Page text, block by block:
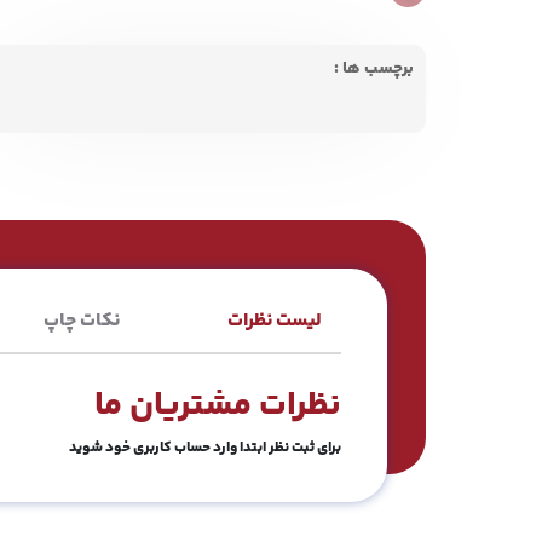
برچسب ها :
لیست نظرات نکات چاپ
نظرات مشتریان ما
برای ثبت نظر ابتدا وارد حساب کاربری خود شوید